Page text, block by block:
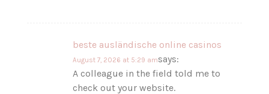
beste ausländische online casinos
says:
August 7, 2026 at 5:29 am
A colleague in the field told me to
check out your website.